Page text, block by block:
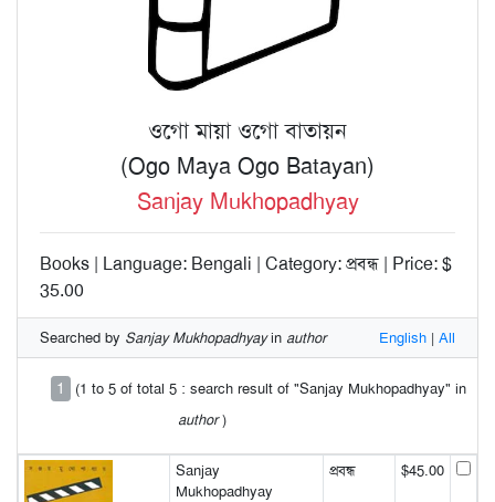
ওগো মায়া ওগো বাতায়ন
(Ogo Maya Ogo Batayan)
Sanjay Mukhopadhyay
Books | Language: Bengali | Category: প্রবন্ধ | Price: $
35.00
Searched by Sanjay Mukhopadhyayin author English | All
1
(1 to 5 of total 5 : search result of "Sanjay Mukhopadhyay" in
author)
Sanjay
Mukhopadhyay
প্রবন্ধ $45.00